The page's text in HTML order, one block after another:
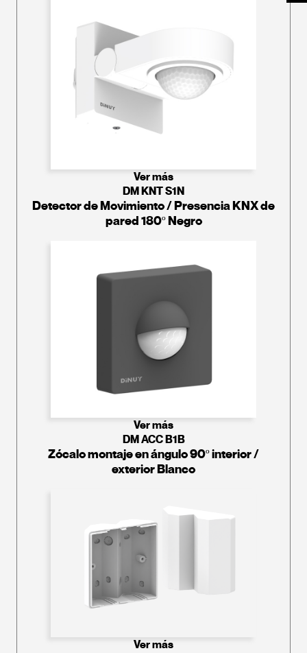
Ver más
DM KNT S1N
Detector de Movimiento / Presencia KNX de
pared 180º Negro
Ver más
DM ACC B1B
Zócalo montaje en ángulo 90º interior /
exterior Blanco
Ver más